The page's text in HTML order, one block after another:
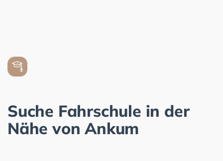
Suche Fahrschule in der
Nähe von Ankum